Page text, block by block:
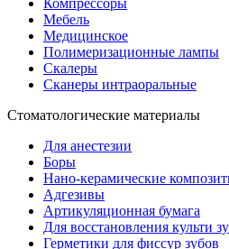
Мебель
Медицинское
Полимеризационные лампы
Скалеры
Сканеры интраоральные
Стоматологические материалы
Для анестезии
Боры
Нано-керамические
Адгезивы
Артикуляционная бумага
Для восстановления культи
Герметики для фиссур зубов